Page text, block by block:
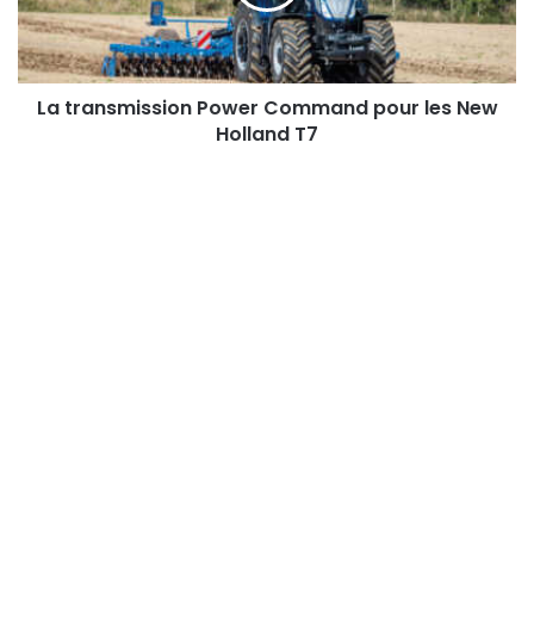
les
New
Holland
T7
La transmission Power Command pour les New
Holland T7